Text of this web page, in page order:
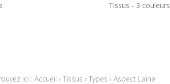
Tissus 3 couleurs
ici : Accueil › Tissus › Types › Aspect Laine